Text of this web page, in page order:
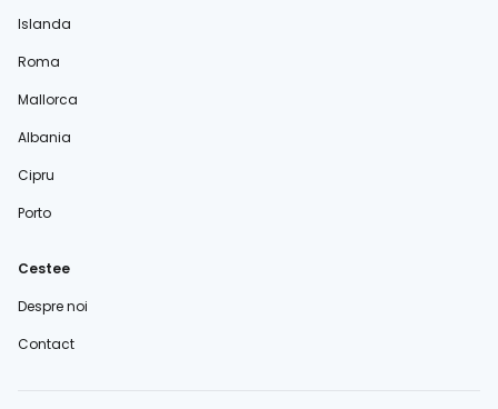
Islanda
Roma
Mallorca
Albania
Cipru
Porto
Cestee
Despre noi
Contact